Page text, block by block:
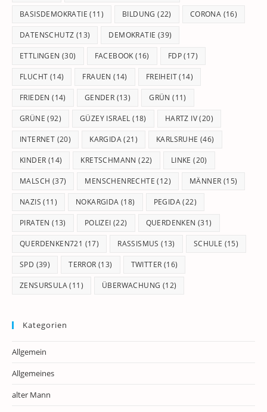
BASISDEMOKRATIE (11) BILDUNG (22) CORONA (16)
DATENSCHUTZ (13) DEMOKRATIE (39)
ETTLINGEN (30) FACEBOOK (16) FDP(17)
FLUCHT (14) FRAUEN (14) FREIHEIT(14)
FRIEDEN (14) GENDER (13) GRÜN (11)
GRÜNE (92) GÜZEY ISRAEL (18) HARTZ IV(20)
INTERNET (20) KARGIDA(21) KARLSRUHE (46)
KINDER (14) KRETSCHMANN (22) LINKE (20)
MALSCH (37) MENSCHENRECHTE (12) MÄNNER (15)
NAZIS (11) NOKARGIDA (18) PEGIDA(22)
PIRATEN (13) POLIZEI (22) QUERDENKEN (31)
QUERDENKEN721 (17) RASSISMUS (13) SCHULE (15)
SPD (39) TERROR (13) TWITTER (16)
ZENSURSULA(11) ÜBERWACHUNG (12)
Kategorien
Allgemein
Allgemeines
alter Mann